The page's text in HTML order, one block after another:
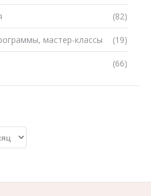
(82)
(19)
мастер-классы
(66)